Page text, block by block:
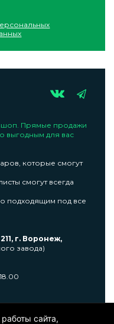
Прямые продажи
выгодным для вас
которые смогут
смогут всегда
подходящим под все
г. Воронеж,
завода)
по телефону +7
сайта,